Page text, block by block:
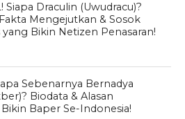
Siapa Draculin (Uwudracu)?
Mengejutkan & Sosok
yang Bikin Netizen Penasaran!
Sebenarnya Bernadya
Biodata & Alasan
Bikin Baper Se-Indonesia!